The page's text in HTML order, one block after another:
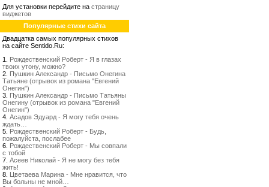
Для установки перейдите на страницу
виджетов
Популярные стихи сайта
Двадцатка самых популярных стихов
на сайте Sentido.Ru:
1. Рождественский Роберт - Я в глазах
твоих утону, можно?
2. Пушкин Александр - Письмо Онегина
Татьяне (отрывок из романа "Евгений
Онегин")
3. Пушкин Александр - Письмо Татьяны
Онегину (отрывок из романа "Евгений
Онегин")
4. Асадов Эдуард - Я могу тебя очень
ждать…
5. Рождественский Роберт - Будь,
пожалуйста, послабее
6. Рождественский Роберт - Мы совпали
с тобой
7. Асеев Николай - Я не могу без тебя
жить!
8. Цветаева Марина - Мне нравится, что
Вы больны не мной…